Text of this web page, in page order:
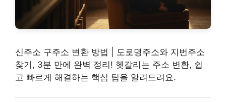
신주소 구주소 변환 방법 | 도로명주소와 지번주소
찾기, 3분 만에 완벽 정리! 헷갈리는 주소 변환, 쉽
고 빠르게 해결하는 핵심 팁을 알려드려요.